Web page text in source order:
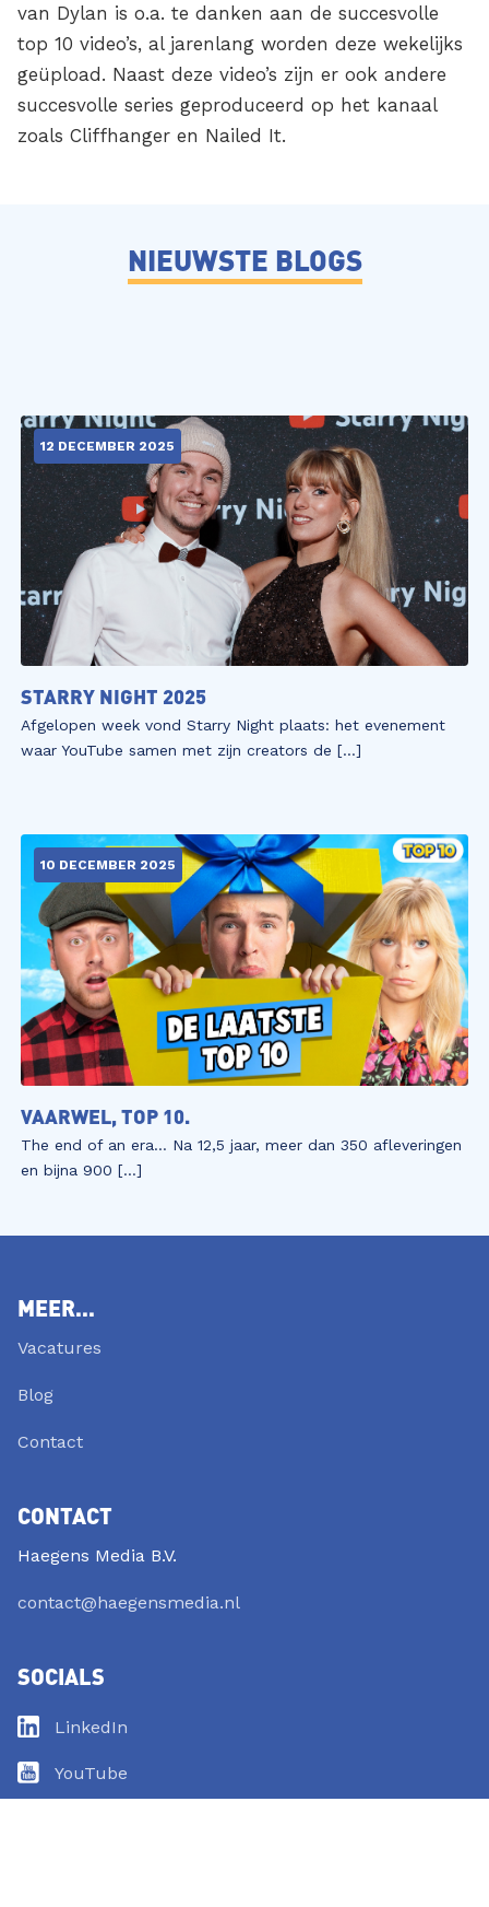
van Dylan is o.a. te danken aan de succesvolle
top 10 video’s, al jarenlang worden deze wekelijks
geüpload. Naast deze video’s zijn er ook andere
succesvolle series geproduceerd op het kanaal
zoals Cliffhanger en Nailed It.
NIEUWSTE BLOGS
12 DECEMBER 2025
STARRY NIGHT 2025
Afgelopen week vond Starry Night plaats: het evenement
waar YouTube samen met zijn creators de […]
10 DECEMBER 2025
VAARWEL, TOP 10.
The end of an era… Na 12,5 jaar, meer dan 350 afleveringen
en bijna 900 […]
MEER...
Vacatures
Blog
Contact
CONTACT
Haegens Media B.V.
contact@haegensmedia.nl
SOCIALS
LinkedIn
YouTube